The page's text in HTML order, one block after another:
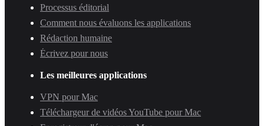
Processus éditorial
Comment nous évaluons les applications
Rédaction humaine
Écrivez pour nous
Les meilleures applications
VPN pour Mac
Téléchargeur de vidéos YouTube pour Mac